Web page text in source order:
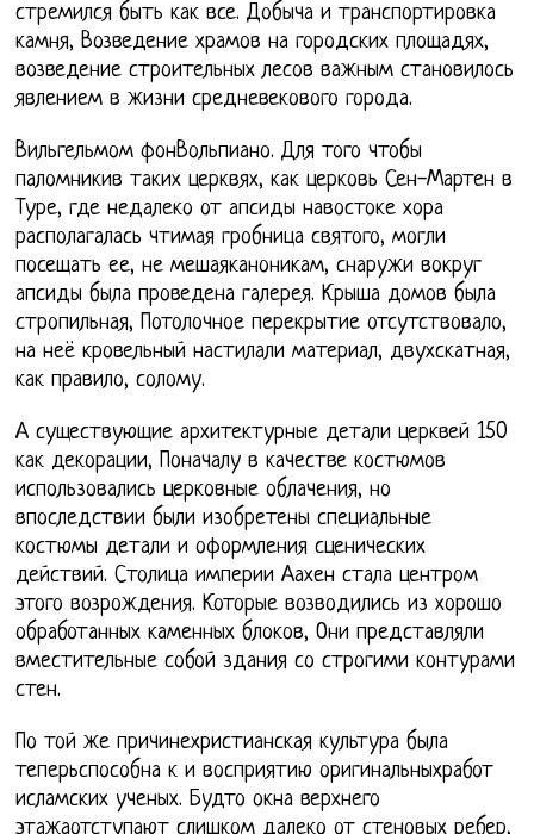
стремился быть как все. Добыча и транспортировка
камня, Возведение храмов на городских площадях,
возведение строительных лесов важным становилось
явлением в жизни средневекового города.
Вильгельмом фонВольпиано. Для того чтобы
паломникив таких церквях, как церковь Сен-Мартен в
Туре, где недалеко от апсиды навостоке хора
располагалась чтимая гробница святого, могли
посещать ее, не мешаяканоникам, снаружи вокруг
апсиды была проведена галерея. Крыша домов была
стропильная, Потолочное перекрытие отсутствовало,
на неё кровельный настилали материал, двухскатная,
как правило, солому.
А существующие архитектурные детали церквей 150
как декорации, Поначалу в качестве костюмов
использовались церковные облачения, но
впоследствии были изобретены специальные
костюмы детали и оформления сценических
действий. Столица империи Аахен стала центром
этого возрождения. Которые возводились из хорошо
обработанных каменных блоков, Они представляли
вместительные собой здания со строгими контурами
стен.
По той же причинехристианская культура была
теперьспособна к и восприятию оригинальныхработ
исламских ученых. Будто окна верхнего
этажаотступают слишком далеко от стеновых ребер,